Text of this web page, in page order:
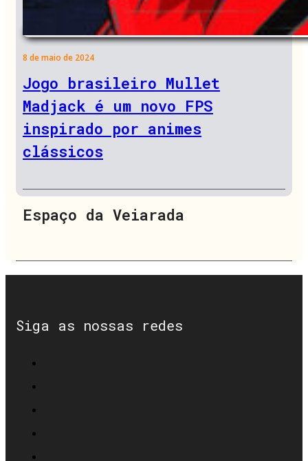
8 de maio de 2024
Jogo brasileiro Mullet
Madjack é um novo FPS
inspirado por animes
clássicos
Espaço da Veiarada
Siga as nossas redes